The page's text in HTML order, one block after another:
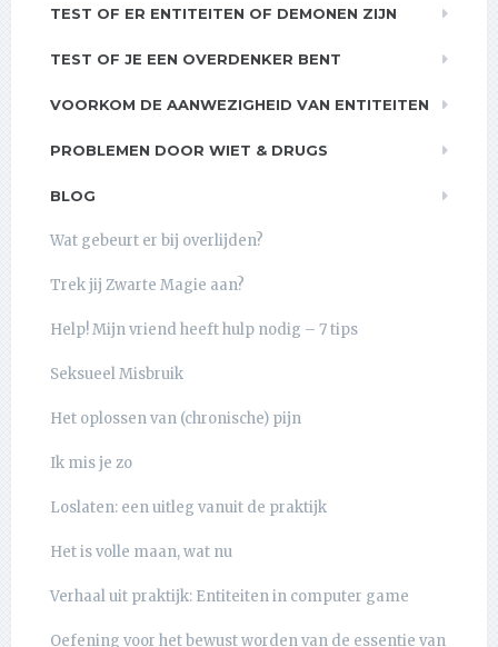
TEST OF ER ENTITEITEN OF DEMONEN ZIJN
TEST OF JE EEN OVERDENKER BENT
VOORKOM DE AANWEZIGHEID VAN ENTITEITEN
PROBLEMEN DOOR WIET & DRUGS
BLOG
Wat gebeurt er bij overlijden?
Trek jij Zwarte Magie aan?
Help! Mijn vriend heeft hulp nodig – 7 tips
Seksueel Misbruik
Het oplossen van (chronische) pijn
Ik mis je zo
Loslaten: een uitleg vanuit de praktijk
Het is volle maan, wat nu
Verhaal uit praktijk: Entiteiten in computer game
Oefening voor het bewust worden van de essentie van